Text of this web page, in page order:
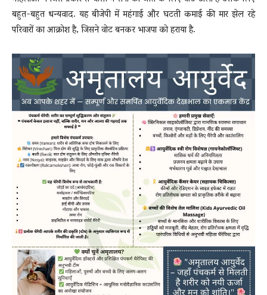
बहुत-बहुत धन्यवाद. यह बीजेपी में महंगाई और घटती कमाई की मार झेल रहे
परिवारों का आक्रोश है, जिसने वोट बनकर भाजपा को हराया है.